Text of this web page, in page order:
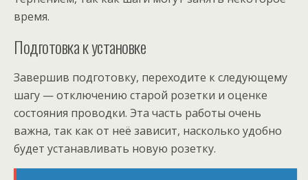
время.
Подготовка к установке
Завершив подготовку, переходите к следующему
шагу — отключению старой розетки и оценке
состояния проводки. Эта часть работы очень
важна, так как от неё зависит, насколько удобно
будет устанавливать новую розетку.